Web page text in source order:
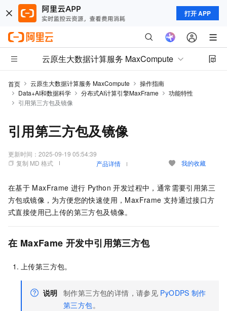
打开 APP
云原生大数据计算服务 MaxCompute
首页 云原生大数据计算服务 MaxCompute
操作指南
Data+AI和数据科学
分布式AI计算引擎MaxFrame
功能特性
引用第三方包及镜像
引用第三方包及镜像
更新时间： 2025-09-19 05:54:39
复制 MD 格式
产品详情 我的收藏
在基于 MaxFrame 进行 Python 开发过程中，通常需要引用第三
方包或镜像，为方便您的快速使用，MaxFrame 支持通过接口方
式直接使用已上传的第三方包及镜像。
在 MaxFame 开发中引用第三方包
上传第三方包。
说明 制作第三方包的详情，请参见 PyODPS 制作
第三方包。